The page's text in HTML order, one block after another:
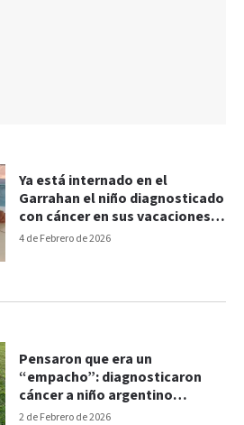
4 de Febrero de 2026
Ya está internado en el
Garrahan el niño diagnosticado
con cáncer en sus vacaciones
en Brasil
2 de Febrero de 2026
Pensaron que era un
“empacho”: diagnosticaron
cáncer a niño argentino
durante sus vacaciones en